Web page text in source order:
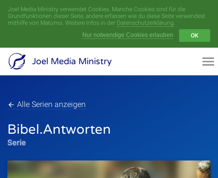
Joel Media Ministry verwendet Cookies. Manche Cookies sind für die
Grundfunktionen dieser Seite, andere erfassen wie du diese Seite verwendest
mithilfe von Matomo. Weitere Infos in der Datenschutzerklärung.
Nur notwendige Cookies erlauben
OK
Joel Media Ministry
Alle Serien anzeigen
Bibel.Antworten
Serie
Menü
Videoarchiv